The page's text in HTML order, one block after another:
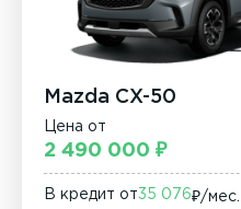
Mazda CX-50
Цена от
2 490 000 ₽
В кредит от35 076₽/мec.